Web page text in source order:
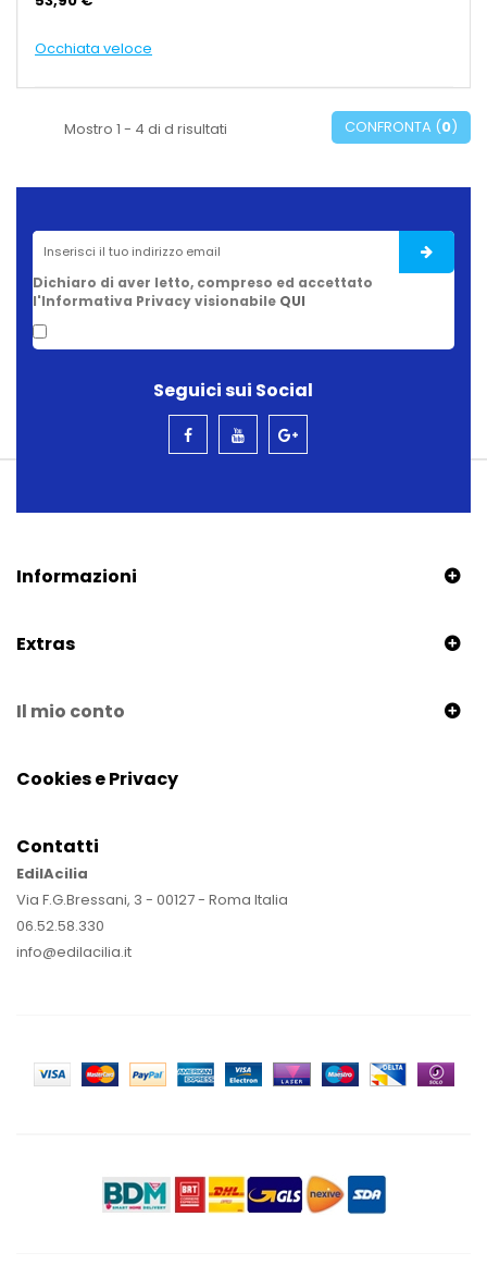
Occhiata veloce
Mostro 1 - 4 di d risultati CONFRONTA (0)
Dichiaro di aver letto, compreso ed accettato
l'Informativa Privacy visionabile QUI
Seguici sui Social
Informazioni
Extras
Il mio conto
Cookies e Privacy
Contatti
EdilAcilia
Via F.G.Bressani, 3 - 00127 - Roma Italia
06.52.58.330
info@edilacilia.it